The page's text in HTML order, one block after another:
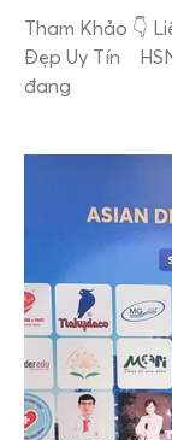
Tham Khảo 👇
Đẹp Uy Tín
đang